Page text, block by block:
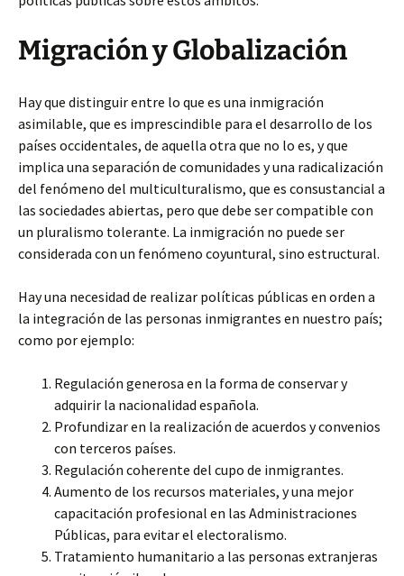
Migración y Globalización
Hay que distinguir entre lo que es una inmigración
asimilable, que es imprescindible para el desarrollo de los
países occidentales, de aquella otra que no lo es, y que
implica una separación de comunidades y una radicalización
del fenómeno del multiculturalismo, que es consustancial a
las sociedades abiertas, pero que debe ser compatible con
un pluralismo tolerante. La inmigración no puede ser
considerada con un fenómeno coyuntural, sino estructural.
Hay una necesidad de realizar políticas públicas en orden a
la integración de las personas inmigrantes en nuestro país;
como por ejemplo:
Regulación generosa en la forma de conservar y
adquirir la nacionalidad española.
Profundizar en la realización de acuerdos y convenios
con terceros países.
Regulación coherente del cupo de inmigrantes.
Aumento de los recursos materiales, y una mejor
capacitación profesional en las Administraciones
Públicas, para evitar el electoralismo.
Tratamiento humanitario a las personas extranjeras